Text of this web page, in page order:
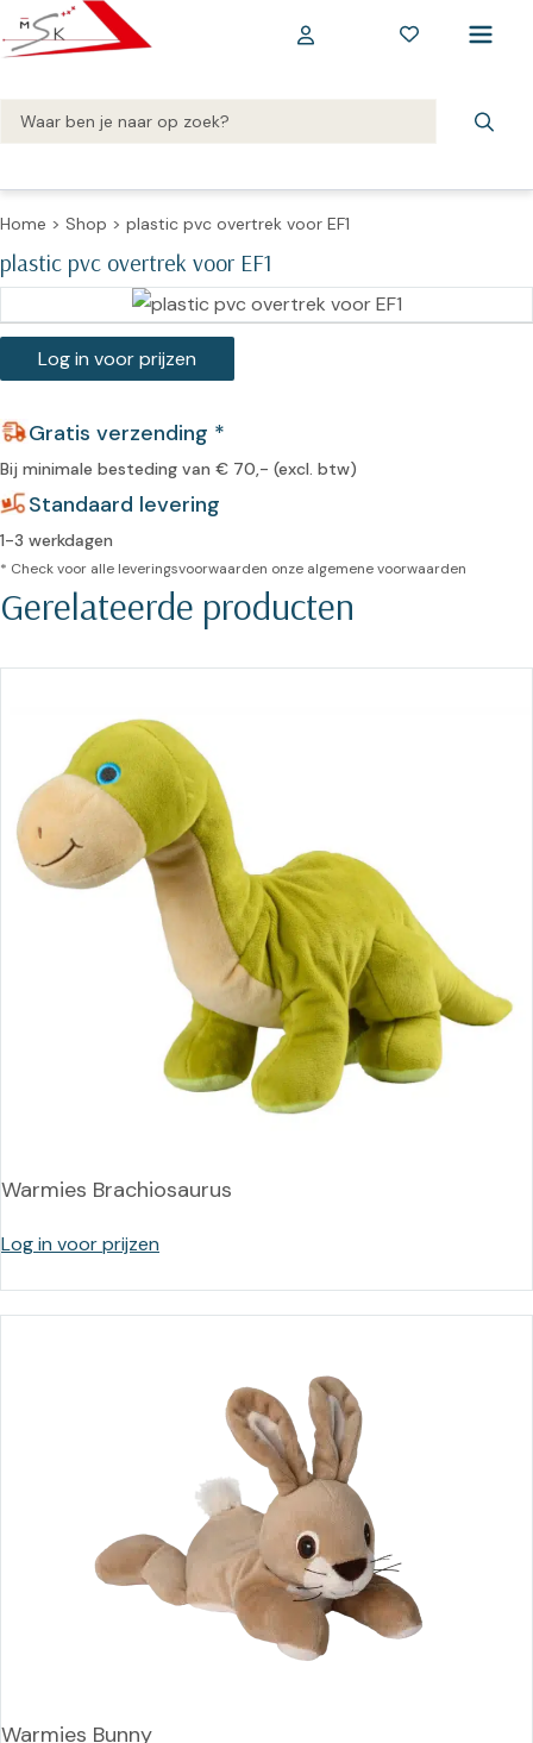
Home > Shop > plastic pvc overtrek voor EF1
plastic pvc overtrek voor EF1
Log in voor prijzen
Gratis verzending *
Bij minimale besteding van € 70,- (excl. btw)
Standaard levering
1-3 werkdagen
* Check voor alle leveringsvoorwaarden onze algemene voorwaarden
Gerelateerde producten
Warmies Brachiosaurus
Log in voor prijzen
Warmies Bunny